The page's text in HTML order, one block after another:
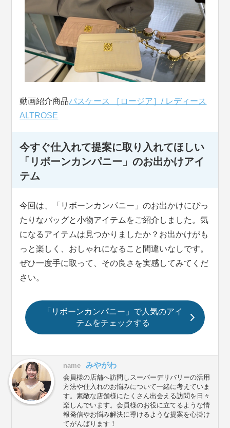
動画紹介商品パスケース ［ロージア］/ レディース
ALTROSE
今すぐ仕入れて提案に取り入れてほしい
「リボーンカンパニー」のお出かけアイ
テム
今回は、「リボーンカンパニー」のお出かけにぴっ
たりなバッグと小物アイテムをご紹介しました。気
になるアイテムは見つかりましたか？お出かけがも
っと楽しく、おしゃれになること間違いなしです。
ぜひ一度手に取って、その良さを実感してみてくだ
さい。
「リボーンカンパニー」で人気のアイ
テムをチェックする
name みやがわ
会員様の店舗へ訪問しスーパーデリバリーの活用
方法や仕入れのお悩みについて一緒に考えていま
す。素敵な店舗様にたくさん出会える訪問を日々
楽しんでいます。会員様のお役に立てるような情
報発信やお悩み解決に導けるような提案を心掛け
てがんばります！